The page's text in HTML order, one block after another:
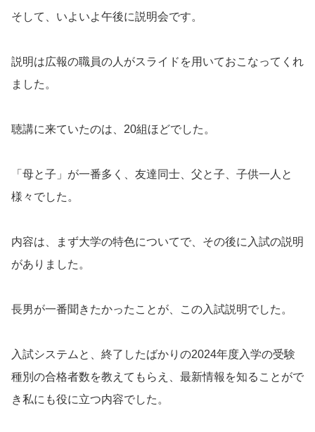
そして、いよいよ午後に説明会です。
説明は広報の職員の人がスライドを用いておこなってくれ
ました。
聴講に来ていたのは、20組ほどでした。
「母と子」が一番多く、友達同士、父と子、子供一人と
様々でした。
内容は、まず大学の特色についてで、その後に入試の説明
がありました。
長男が一番聞きたかったことが、この入試説明でした。
入試システムと、終了したばかりの2024年度入学の受験
種別の合格者数を教えてもらえ、最新情報を知ることがで
き私にも役に立つ内容でした。